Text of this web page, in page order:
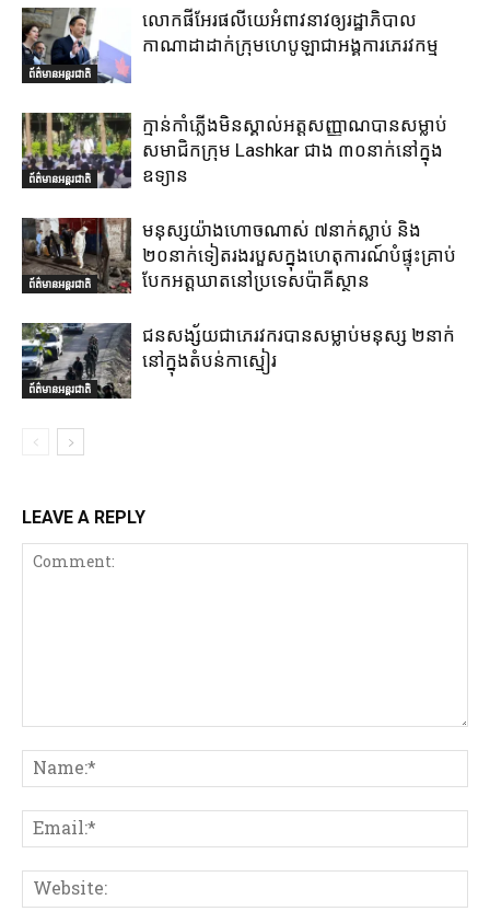
ព័ត៌មានអន្តរជាតិ
លោកផីអែរផលីយេអំពាវនាវឲ្យរដ្ឋាភិបាល
កាណាដាដាក់ក្រុមហេបូឡាជាអង្គការភេរវកម្ម
ព័ត៌មានអន្តរជាតិ
ក្មាន់កាំភ្លើងមិនស្គាល់អត្តសញ្ញាណបានសម្លាប់
សមាជិកក្រុម Lashkar ជាង ៣០នាក់នៅក្នុង
ឧទ្យាន
ព័ត៌មានអន្តរជាតិ
មនុស្សយ៉ាងហោចណាស់ ៧នាក់ស្លាប់ និង
២០នាក់ទៀតរងរបួសក្នុងហេតុការណ៍បំផ្ទុះគ្រាប់
បែកអត្តឃាតនៅប្រទេសប៉ាគីស្ថាន
ព័ត៌មានអន្តរជាតិ
ជនសង្ស័យជាភេរវករបានសម្លាប់មនុស្ស ២នាក់
នៅក្នុងតំបន់កាស្មៀរ
LEAVE A REPLY